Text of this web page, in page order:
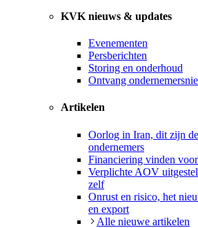
KVK nieuws & updates
Evenementen
Persberichten
Storing en onderhoud
Ontvang
Artikelen
Oorlog in Iran, dit zijn
ondernemers
Financiering vinden
Verplichte AOV
zelf
Onrust en risico, het
en export
Alle nieuwe artikelen